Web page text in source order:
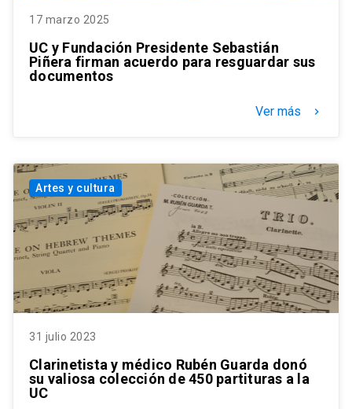
17 marzo 2025
UC y Fundación Presidente Sebastián
Piñera firman acuerdo para resguardar sus
documentos
Ver más keyboard_arrow_right
Artes y cultura
31 julio 2023
Clarinetista y médico Rubén Guarda donó
su valiosa colección de 450 partituras a la
UC